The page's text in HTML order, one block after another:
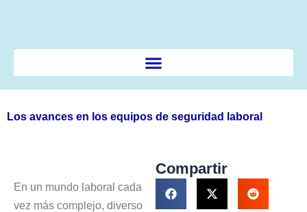
Los avances en los equipos de seguridad laboral
En un mundo laboral cada
vez más complejo, diverso
Compartir